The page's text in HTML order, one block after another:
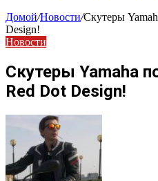
Домой/Новости/Скутеры
Design!
Новости
Скутеры Yamaha
Red Dot Design!